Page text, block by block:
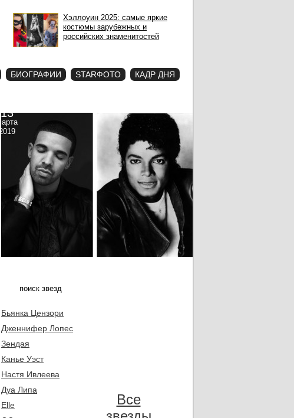
Хэллоуин 2025: самые яркие
костюмы зарубежных и
российских знаменитостей
БИОГРАФИИ STARФОТО КАДР ДНЯ
13
марта
2019
Бьянка Цензори
Дженнифер Лопес
Зендая
Канье Уэст
Настя Ивлеева
Дуа Липа
Elle
Все